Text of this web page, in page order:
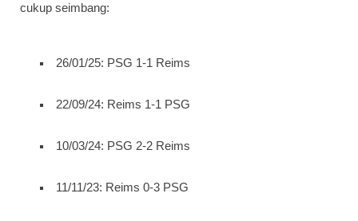
cukup seimbang:
26/01/25: PSG 1-1 Reims
22/09/24: Reims 1-1 PSG
10/03/24: PSG 2-2 Reims
11/11/23: Reims 0-3 PSG